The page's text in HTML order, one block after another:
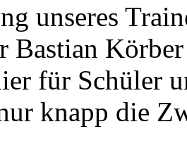
unseres
Bastian
für Schüler
knapp die